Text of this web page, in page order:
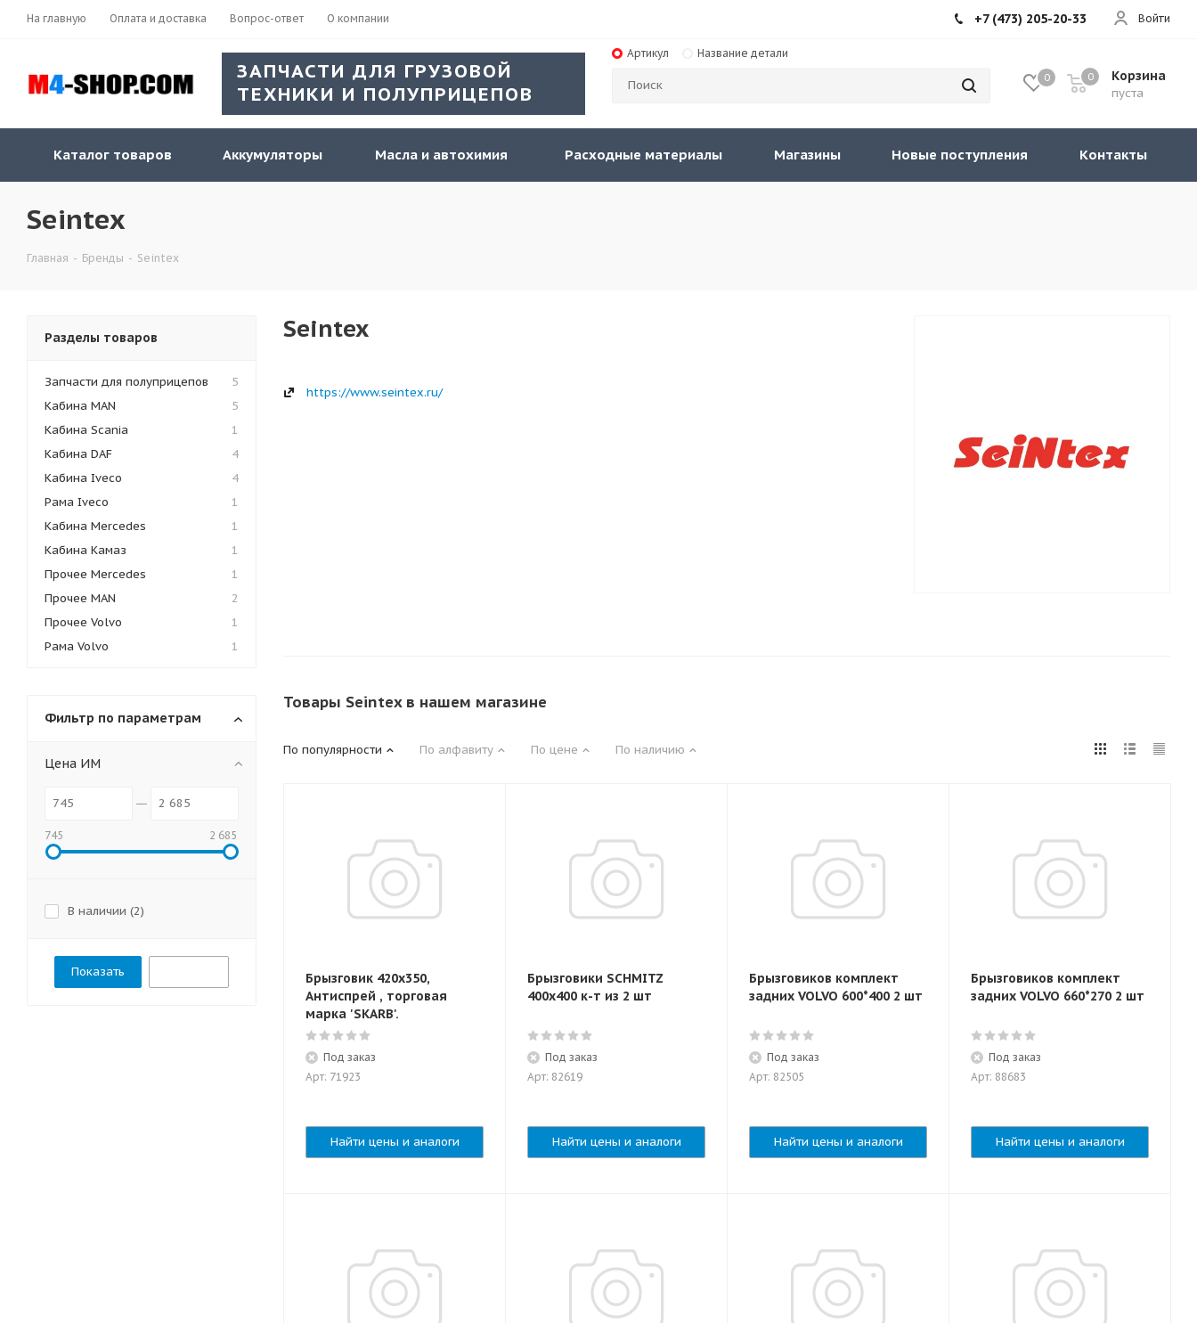
На главную Оплата и доставка Вопрос-ответ О компании Войти
+7 (473) 205-20-33
ЗАПЧАСТИ ДЛЯ ГРУЗОВОЙ
ТЕХНИКИ И ПОЛУПРИЦЕПОВ
Артикул Название детали
0 Корзина
пуста
0
Каталог товаров Аккумуляторы Масла и автохимия Расходные материалы Магазины Новые поступления Контакты
Seintex
Главная - Бренды - Seintex
Seintex
https://www.seintex.ru/
Товары Seintex в нашем магазине
По популярности По алфавиту По цене По наличию
Брызговик 420х350,
Антиспрей , торговая
марка 'SKARB'.
Под заказ
Арт: 71923
Найти цены и аналоги
Брызговики SCHMITZ
400x400 к-т из 2 шт
Под заказ
Арт: 82619
Найти цены и аналоги
Брызговиков комплект
задних VOLVO 600*400 2 шт
Под заказ
Арт: 82505
Найти цены и аналоги
Брызговиков комплект
задних VOLVO 660*270 2 шт
Под заказ
Арт: 88683
Найти цены и аналоги
Разделы товаров
Запчасти для полуприцепов
5
Кабина MAN
5
Кабина Scania
1
Кабина DAF
4
Кабина Iveco
4
Рама Iveco
1
Кабина Mercedes
1
Кабина Камаз
1
Прочее Mercedes
1
Прочее MAN
2
Прочее Volvo
1
Рама Volvo
1
Фильтр по параметрам
Цена ИМ
745 2 685
В наличии (2)